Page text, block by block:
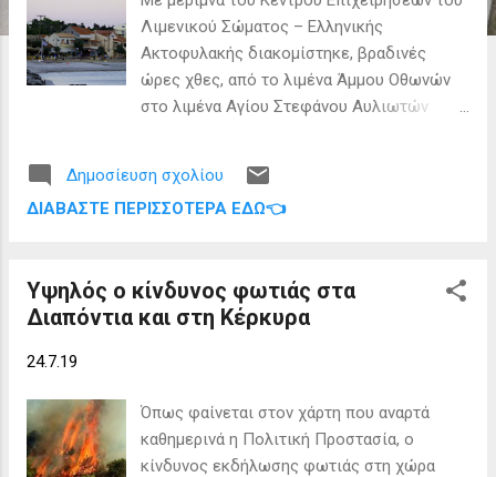
Λιμενικού Σώματος – Ελληνικής
Ακτοφυλακής διακομίστηκε, βραδινές
ώρες χθες, από το λιμένα Άμμου Οθωνών
στο λιμένα Αγίου Στεφάνου Αυλιωτών
έχρηζε άμεσης νοσοκομειακής περίθαλψη.
Δημοσίευση σχολίου
ΔΙΑΒΆΣΤΕ ΠΕΡΙΣΣΌΤΕΡΑ ΕΔΏ👈
Υψηλός ο κίνδυνος φωτιάς στα
Διαπόντια και στη Κέρκυρα
24.7.19
Όπως φαίνεται στον χάρτη που αναρτά
καθημερινά η Πολιτική Προστασία, ο
κίνδυνος εκδήλωσης φωτιάς στη χώρα